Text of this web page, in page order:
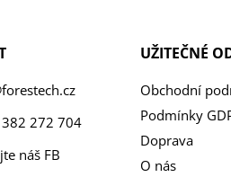
272 704
náš FB
UŽITEČNÉ
Obchodní
Podmínky
Doprava
O nás